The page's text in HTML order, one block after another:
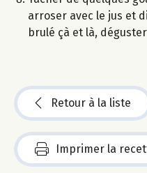
arroser avec le jus et
brulé çà et là, déguster
Retour à la liste
Imprimer la